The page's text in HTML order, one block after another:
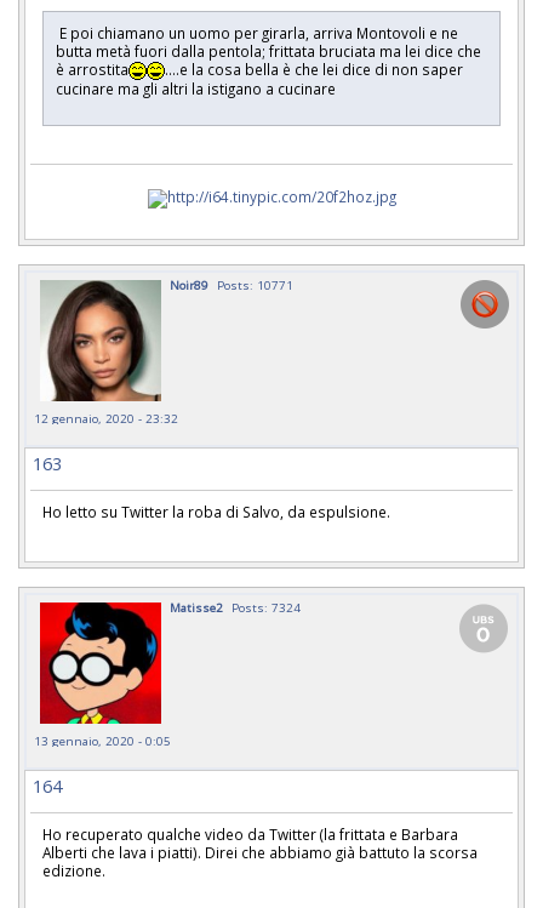
E poi chiamano un uomo per girarla, arriva Montovoli e ne
butta metà fuori dalla pentola; frittata bruciata ma lei dice che
è arrostita
....e la cosa bella è che lei dice di non saper
cucinare ma gli altri la istigano a cucinare
Noir89 Posts: 10771
12 gennaio, 2020 - 23:32
163
Ho letto su Twitter la roba di Salvo, da espulsione.
Matisse2 Posts: 7324
13 gennaio, 2020 - 0:05
164
Ho recuperato qualche video da Twitter (la frittata e Barbara
Alberti che lava i piatti). Direi che abbiamo già battuto la scorsa
edizione.